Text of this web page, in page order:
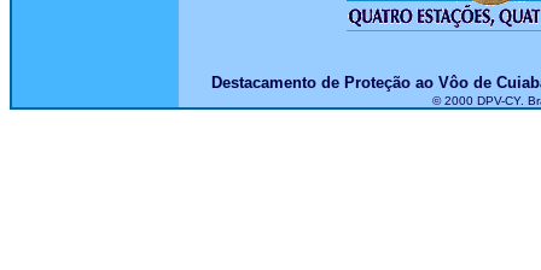
Destacamento de Proteção ao Vôo de
© 2000 DPV-CY.